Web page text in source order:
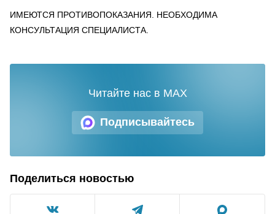
ИМЕЮТСЯ ПРОТИВОПОКАЗАНИЯ. НЕОБХОДИМА
КОНСУЛЬТАЦИЯ СПЕЦИАЛИСТА.
Подписывайтесь
Читайте нас в MAX
Поделиться новостью